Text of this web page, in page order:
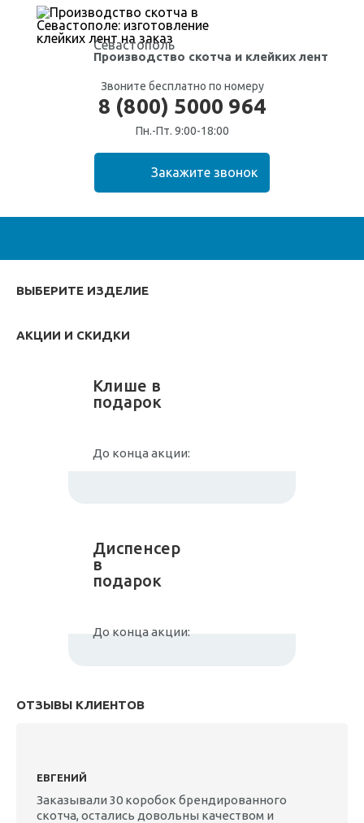
Севастополь
Производство скотча и клейких лент
Звоните бесплатно по номеру
8 (800) 5000 964
Пн.-Пт. 9:00-18:00
ВЫБЕРИТЕ ИЗДЕЛИЕ
АКЦИИ И СКИДКИ
Клише в
подарок
До конца акции:
Диспенсер
в
подарок
До конца акции:
ОТЗЫВЫ КЛИЕНТОВ
ЕВГЕНИЙ
Заказывали 30 коробок брендированного
скотча, остались довольны качеством и